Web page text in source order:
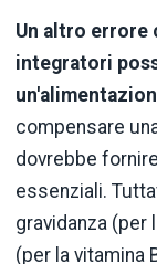
Un altro errore
integratori
compensare
dovrebbe
essenziali.
gravidanza (per
(per la vitamina